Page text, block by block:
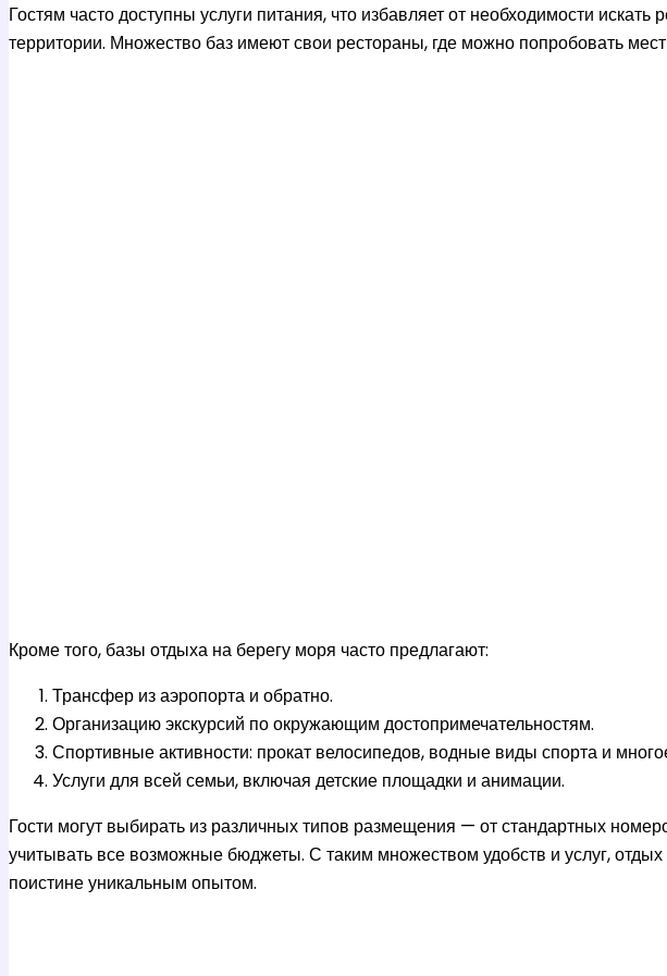
Гостям часто доступны услуги питания, что избавляет от необходимости
территории. Множество баз имеют свои рестораны, где можно попробовать
Кроме того, базы отдыха на берегу моря часто предлагают:
Трансфер из аэропорта и обратно.
Организацию экскурсий по окружающим достопримечательностям.
Спортивные активности: прокат велосипедов, водные виды спорта и
Услуги для всей семьи, включая детские площадки и анимации.
Гости могут выбирать из различных типов размещения — от стандартных
учитывать все возможные бюджеты. С таким множеством удобств и услуг, отдых
поистине уникальным опытом.